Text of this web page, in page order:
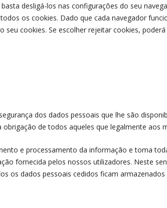
desligá-los nas configurações do seu
os cookies. Dado que cada navegador
seu cookies. Se escolher rejeitar cookies,
dos dados pessoais que lhe são
de todos aqueles que legalmente aos
e processamento da informação e toma
fornecida pelos nossos utilizadores. Neste
os dados pessoais cedidos ficam